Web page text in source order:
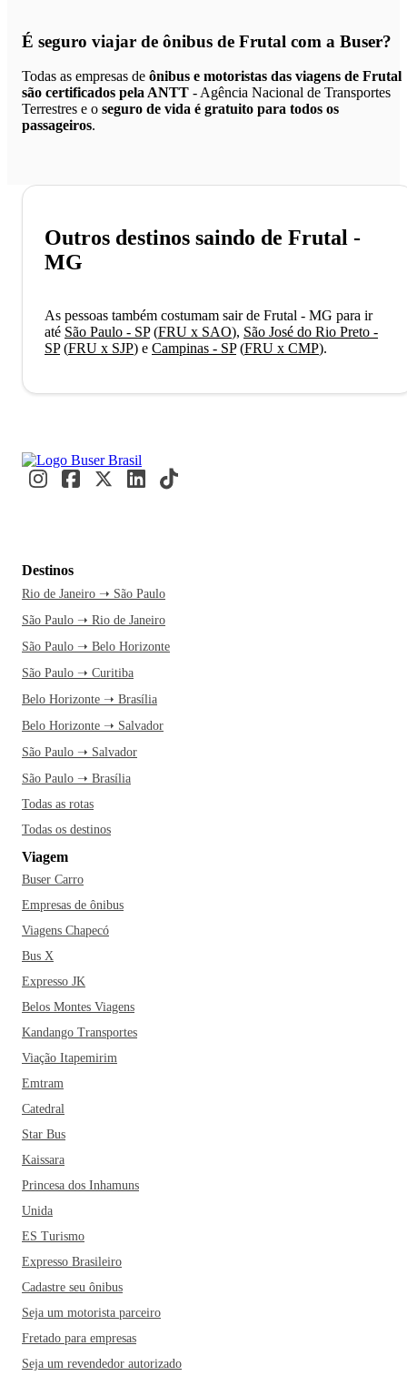
É seguro viajar de ônibus de Frutal com a Buser?
Todas as empresas de ônibus e motoristas das viagens de Frutal
são certificados pela ANTT - Agência Nacional de Transportes
Terrestres e o seguro de vida é gratuito para todos os
passageiros.
Outros destinos saindo de Frutal -
MG
As pessoas também costumam sair de Frutal - MG para ir
até São Paulo - SP(FRU x SAO), São José do Rio Preto -
SP(FRU x SJP) e Campinas - SP(FRU x CMP).
Destinos
Rio de Janeiro ➝ São Paulo
São Paulo ➝ Rio de Janeiro
São Paulo ➝ Belo Horizonte
São Paulo ➝ Curitiba
Belo Horizonte ➝ Brasília
Belo Horizonte ➝ Salvador
São Paulo ➝ Salvador
São Paulo ➝ Brasília
Todas as rotas
Todas os destinos
Viagem
Buser Carro
Empresas de ônibus
Viagens Chapecó
Bus X
Expresso JK
Belos Montes Viagens
Kandango Transportes
Viação Itapemirim
Emtram
Catedral
Star Bus
Kaissara
Princesa dos Inhamuns
Unida
ES Turismo
Expresso Brasileiro
Cadastre seu ônibus
Seja um motorista parceiro
Fretado para empresas
Seja um revendedor autorizado